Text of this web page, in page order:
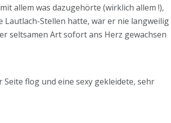
allem was dazugehörte (wirklich allem !),
Lautlach-Stellen hatte, war er nie langweilig
seltsamen Art sofort ans Herz gewachsen
flog und eine sexy gekleidete, sehr